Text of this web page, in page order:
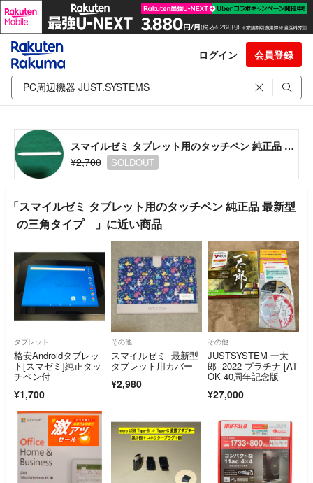
ログイン 会員登録
スマイルゼミ タブレット用のタッチペン 純正品 最新型の三角タイプ
¥2,700
SOLDOUT
「スマイルゼミ タブレット用のタッチペン 純正品 最新型
の三角タイプ 」に近い商品
タブレット
格安Androidタブレッ
ト[スマゼミ]純正タッ
チペン付
¥1,700
その他
スマイルゼミ 最新型
タブレット用カバー
¥2,980
その他
JUSTSYSTEM 一太
郎 2022 プラチナ [AT
OK 40周年記念版
¥27,000